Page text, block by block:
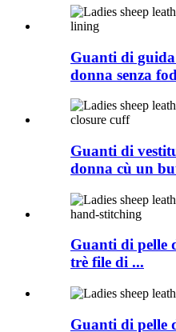
Guanti di
donna senza
Guanti di
donna cù un
Guanti di pelle
trè file di ...
Guanti di pelle